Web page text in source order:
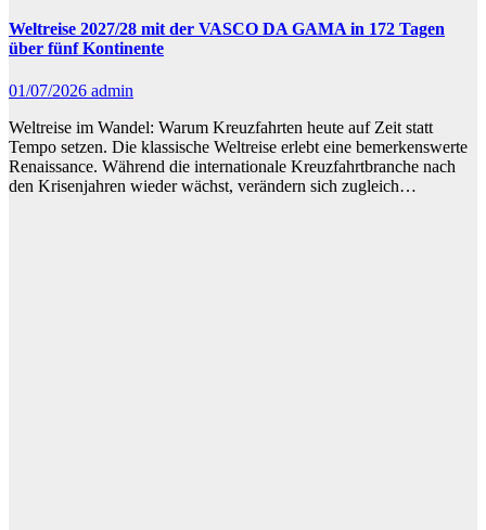
Weltreise 2027/28 mit der VASCO DA GAMA in 172 Tagen
über fünf Kontinente
01/07/2026 admin
Weltreise im Wandel: Warum Kreuzfahrten heute auf Zeit statt
Tempo setzen. Die klassische Weltreise erlebt eine bemerkenswerte
Renaissance. Während die internationale Kreuzfahrtbranche nach
den Krisenjahren wieder wächst, verändern sich zugleich…